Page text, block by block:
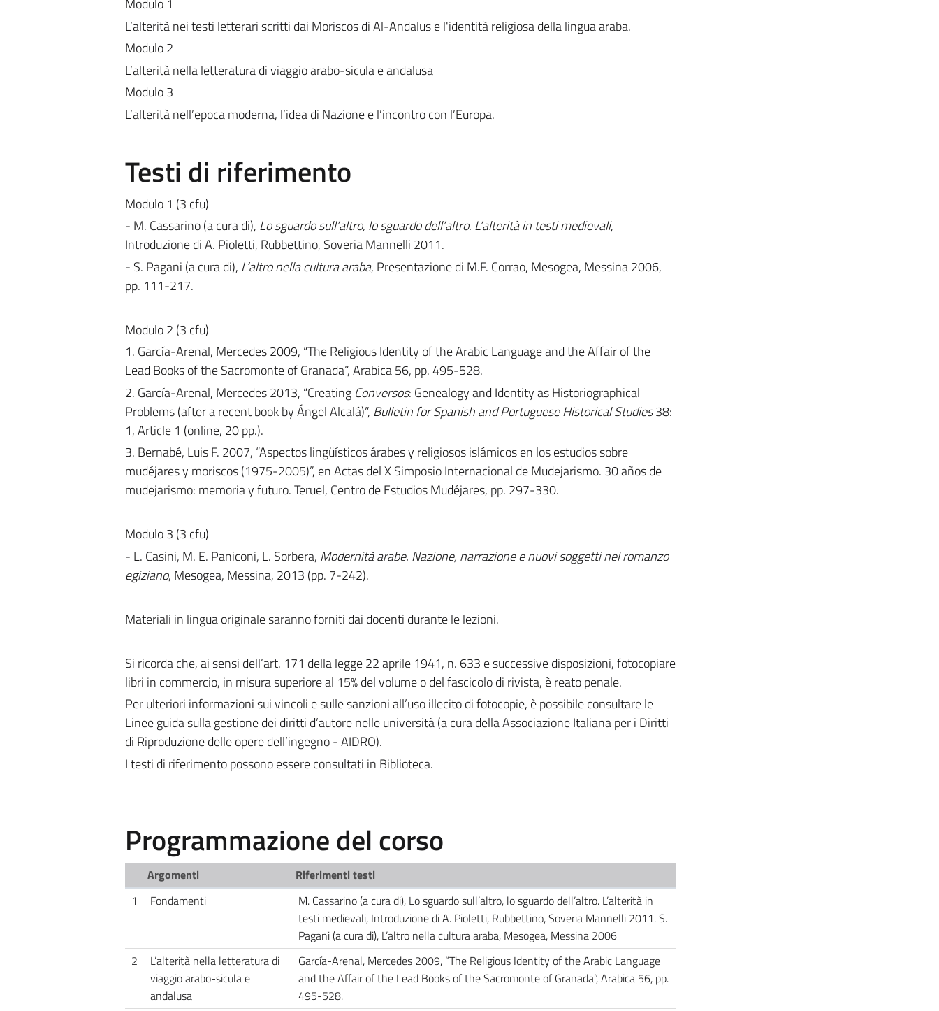
Modulo 1
L’alterità nei testi letterari scritti dai Moriscos di Al-Andalus e l'identità religiosa della lingua araba.
Modulo 2
L’alterità nella letteratura di viaggio arabo-sicula e andalusa
Modulo 3
L’alterità nell’epoca moderna, l’idea di Nazione e l’incontro con l’Europa.
Testi di riferimento
Modulo 1 (3 cfu)
- M. Cassarino (a cura di), Lo sguardo sull’altro, lo sguardo dell’altro. L’alterità in testi medievali,
Introduzione di A. Pioletti, Rubbettino, Soveria Mannelli 2011.
- S. Pagani (a cura di), L’altro nella cultura araba, Presentazione di M.F. Corrao, Mesogea, Messina 2006,
pp. 111-217.
Modulo 2 (3 cfu)
1. García-Arenal, Mercedes 2009, “The Religious Identity of the Arabic Language and the Affair of the
Lead Books of the Sacromonte of Granada”, Arabica 56, pp. 495-528.
2. García-Arenal, Mercedes 2013, “Creating Conversos: Genealogy and Identity as Historiographical
Problems (after a recent book by Ángel Alcalá)”, Bulletin for Spanish and Portuguese Historical Studies38:
1, Article 1 (online, 20 pp.).
3. Bernabé, Luis F. 2007, “Aspectos lingüísticos árabes y religiosos islámicos en los estudios sobre
mudéjares y moriscos (1975-2005)”, en Actas del X Simposio Internacional de Mudejarismo. 30 años de
mudejarismo: memoria y futuro. Teruel, Centro de Estudios Mudéjares, pp. 297-330.
Modulo 3 (3 cfu)
- L. Casini, M. E. Paniconi, L. Sorbera, Modernità arabe. Nazione, narrazione e nuovi soggetti nel romanzo
egiziano, Mesogea, Messina, 2013 (pp. 7-242).
Materiali in lingua originale saranno forniti dai docenti durante le lezioni.
Si ricorda che, ai sensi dell’art. 171 della legge 22 aprile 1941, n. 633 e successive disposizioni, fotocopiare
libri in commercio, in misura superiore al 15% del volume o del fascicolo di rivista, è reato penale.
Per ulteriori informazioni sui vincoli e sulle sanzioni all’uso illecito di fotocopie, è possibile consultare le
Linee guida sulla gestione dei diritti d’autore nelle università (a cura della Associazione Italiana per i Diritti
di Riproduzione delle opere dell’ingegno - AIDRO).
I testi di riferimento possono essere consultati in Biblioteca.
Programmazione del corso
Argomenti
Riferimenti testi
1
Fondamenti
M. Cassarino (a cura di), Lo sguardo sull’altro, lo sguardo dell’altro. L’alterità in
testi medievali, Introduzione di A. Pioletti, Rubbettino, Soveria Mannelli 2011. S.
Pagani (a cura di), L’altro nella cultura araba, Mesogea, Messina 2006
2
L’alterità nella letteratura di
viaggio arabo-sicula e
andalusa
García-Arenal, Mercedes 2009, “The Religious Identity of the Arabic Language
and the Affair of the Lead Books of the Sacromonte of Granada”, Arabica 56, pp.
495-528.